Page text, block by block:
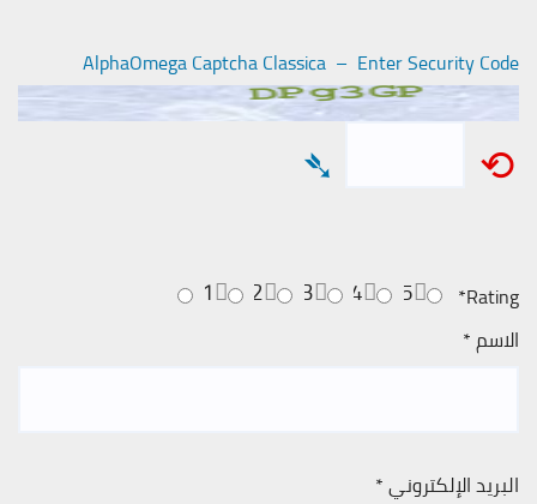
AlphaOmega Captcha Classica – Enter Security Code
⟲
➴
Rating
*
5
4
3
2
1
الاسم*
البريد الإلكتروني*